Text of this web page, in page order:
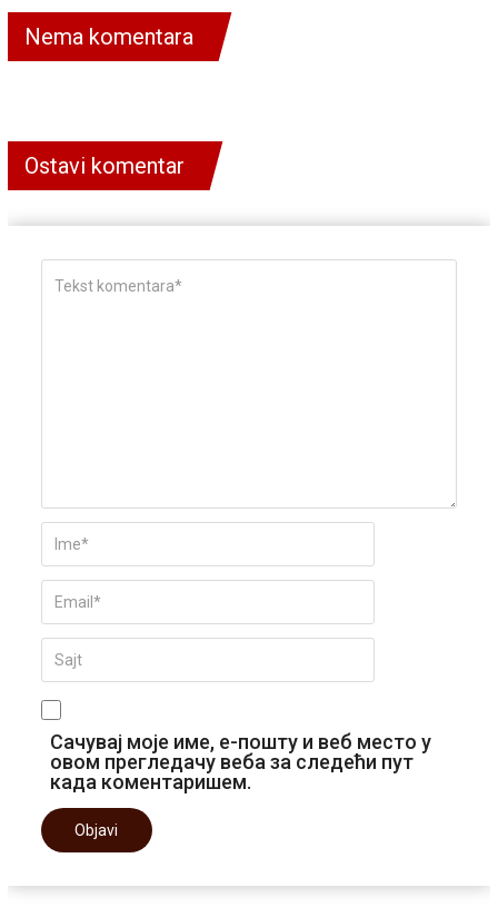
Nema komentara
Ostavi komentar
Сачувај моје име, е-пошту и веб место у
овом прегледачу веба за следећи пут
када коментаришем.